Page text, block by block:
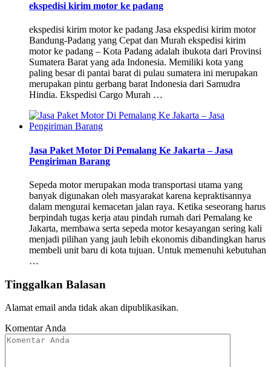
ekspedisi kirim motor ke padang
ekspedisi kirim motor ke padang Jasa ekspedisi kirim motor
Bandung-Padang yang Cepat dan Murah ekspedisi kirim
motor ke padang – Kota Padang adalah ibukota dari Provinsi
Sumatera Barat yang ada Indonesia. Memiliki kota yang
paling besar di pantai barat di pulau sumatera ini merupakan
merupakan pintu gerbang barat Indonesia dari Samudra
Hindia. Ekspedisi Cargo Murah …
Jasa Paket Motor Di Pemalang Ke Jakarta – Jasa
Pengiriman Barang
Sepeda motor merupakan moda transportasi utama yang
banyak digunakan oleh masyarakat karena kepraktisannya
dalam mengurai kemacetan jalan raya. Ketika seseorang harus
berpindah tugas kerja atau pindah rumah dari Pemalang ke
Jakarta, membawa serta sepeda motor kesayangan sering kali
menjadi pilihan yang jauh lebih ekonomis dibandingkan harus
membeli unit baru di kota tujuan. Untuk memenuhi kebutuhan
…
Tinggalkan Balasan
Alamat email anda tidak akan dipublikasikan.
Komentar Anda